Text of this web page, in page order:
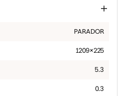
PARADOR
1209×225
5.3
0.3